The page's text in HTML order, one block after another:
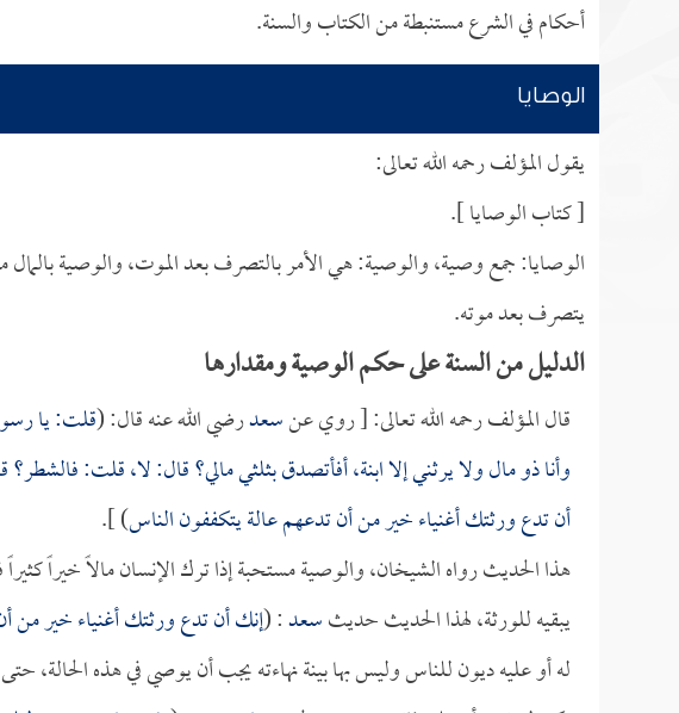
أحكام في الشرع مستنبطة من الكتاب والسنة.
الوصايا
يقول المؤلف رحمه الله تعالى:
[ كتاب الوصايا ].
الوصايا: جمع وصية، والوصية: هي الأمر بالتصرف بعد الموت، والوصية بالمال
يتصرف بعد موته.
الدليل من السنة على حكم الوصية ومقدارها
قال المؤلف رحمه الله تعالى: [ روي عنسعدرضي الله عنه قال: (قلت: يا
وأنا ذو مال ولا يرثني إلا ابنة، أفأتصدق بثلثي مالي؟ قال: لا، قلت:
أن تدع ورثتك أغنياء خير من أن تدعهم عالة يتكففون الناس) ].
هذا الحديث رواه الشيخان، والوصية مستحبة إذا ترك الإنسان مالاً خيراً
يبقيه للورثة، لهذا الحديث حديثسعد: (إنك أن تدع ورثتك أغنياء خير من
له أو عليه ديون للناس وليس بها بينة نهاءته يجب أن يوصي في هذه الحالة،